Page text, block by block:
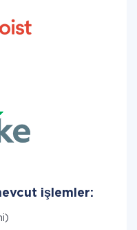
işlemler: